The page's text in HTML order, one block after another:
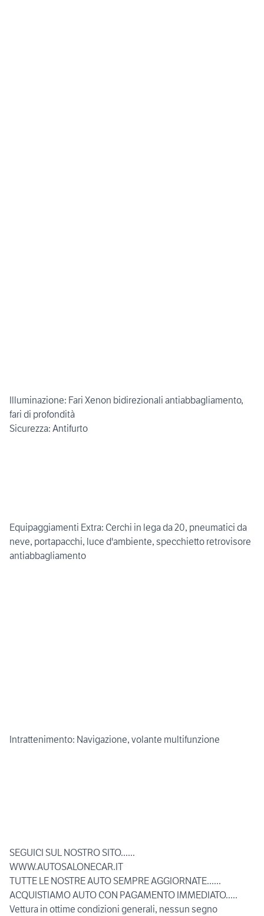
Illuminazione: Fari Xenon bidirezionali antiabbagliamento,
fari di profondità
Sicurezza: Antifurto
Equipaggiamenti Extra: Cerchi in lega da 20, pneumatici da
neve, portapacchi, luce d'ambiente, specchietto retrovisore
antiabbagliamento
Intrattenimento: Navigazione, volante multifunzione
SEGUICI SUL NOSTRO SITO......
WWW.AUTOSALONECAR.IT
TUTTE LE NOSTRE AUTO SEMPRE AGGIORNATE......
ACQUISTIAMO AUTO CON PAGAMENTO IMMEDIATO.....
Vettura in ottime condizioni generali, nessun segno